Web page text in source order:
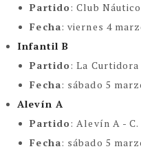
Partido:Club
Fecha: viernes 4
Infantil B
Partido:La
Fecha: sábado 5
Alevín A
Partido:Alevín A - C.
Fecha: sábado 5